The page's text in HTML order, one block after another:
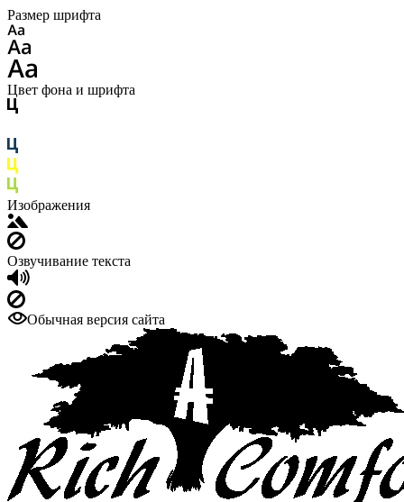
Размер шрифта
Цвет фона и шрифта
Изображения
Озвучивание текста
Обычная версия сайта